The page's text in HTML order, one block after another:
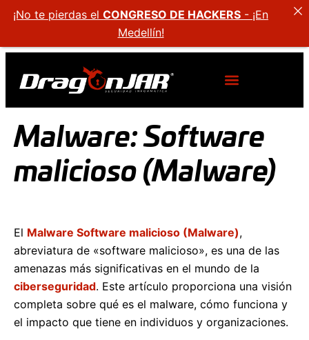
Malware: Software
malicioso (Malware)
El Malware Software malicioso (Malware),
abreviatura de «software malicioso», es una de las
amenazas más significativas en el mundo de la
ciberseguridad. Este artículo proporciona una visión
completa sobre qué es el malware, cómo funciona y
el impacto que tiene en individuos y organizaciones.
¡No te pierdas el CONGRESO DE HACKERS - ¡En
Medellín!